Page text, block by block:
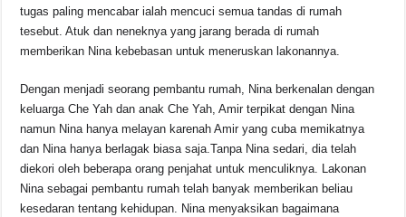
tugas paling mencabar ialah mencuci semua tandas di rumah
tesebut. Atuk dan neneknya yang jarang berada di rumah
memberikan Nina kebebasan untuk meneruskan lakonannya.
Dengan menjadi seorang pembantu rumah, Nina berkenalan dengan
keluarga Che Yah dan anak Che Yah, Amir terpikat dengan Nina
namun Nina hanya melayan karenah Amir yang cuba memikatnya
dan Nina hanya berlagak biasa saja.Tanpa Nina sedari, dia telah
diekori oleh beberapa orang penjahat untuk menculiknya. Lakonan
Nina sebagai pembantu rumah telah banyak memberikan beliau
kesedaran tentang kehidupan. Nina menyaksikan bagaimana